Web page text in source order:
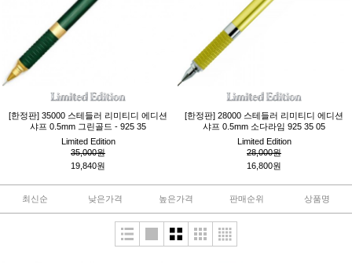
[한정판] 35000 스테들러 리미티디 에디션
샤프 0.5mm 그린골드 - 925 35
Limited Edition
35,000원
19,840원
[한정판] 28000 스테들러 리미티디 에디션
샤프 0.5mm 소다라임 925 35 05
Limited Edition
28,000원
16,800원
최신순 낮은가격 높은가격 판매순위 상품명